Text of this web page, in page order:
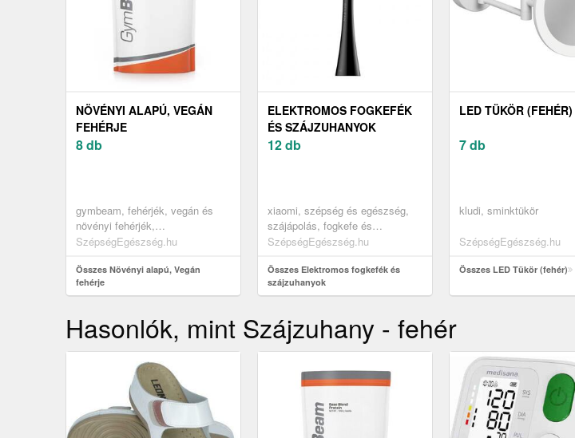
NÖVÉNYI ALAPÚ, VEGÁN
FEHÉRJE
8 db
gymbeam, fehérjék, vegán és
növényi fehérjék,
egykomponensű vegán fehérjék
SzépségEgészség.hu
Összes Növényi alapú, Vegán
fehérje
ELEKTROMOS FOGKEFÉK
ÉS SZÁJZUHANYOK
12 db
xiaomi, szépség és egészség,
szájápolás, fogkefe és
szájzuhany pótfejek
SzépségEgészség.hu
Összes Elektromos fogkefék és
szájzuhanyok
LED TÜKÖR (FEHÉR)
7 db
kludi, sminktükör
SzépségEgészség.hu
Összes LED Tükör (fehér)
Hasonlók, mint Szájzuhany - fehér